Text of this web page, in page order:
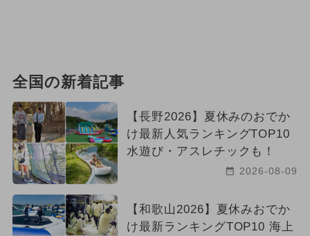
全国の新着記事
【長野2026】夏休みのおでか
け最新人気ランキングTOP10
水遊び・アスレチックも！
2026-08-09
【和歌山2026】夏休みおでか
け最新ランキングTOP10 海上